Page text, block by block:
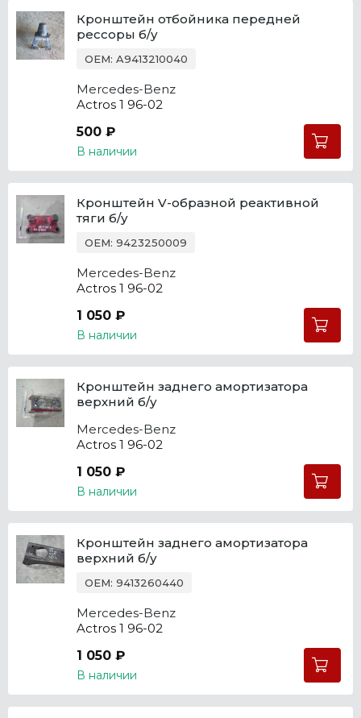
Кронштейн отбойника передней
рессоры б/у
OEM: A9413210040
Mercedes-Benz
Actros 1 96-02
500 ₽
В наличии
Кронштейн V-образной реактивной
тяги б/у
OEM: 9423250009
Mercedes-Benz
Actros 1 96-02
1 050 ₽
В наличии
Кронштейн заднего амортизатора
верхний б/у
Mercedes-Benz
Actros 1 96-02
1 050 ₽
В наличии
Кронштейн заднего амортизатора
верхний б/у
OEM: 9413260440
Mercedes-Benz
Actros 1 96-02
1 050 ₽
В наличии